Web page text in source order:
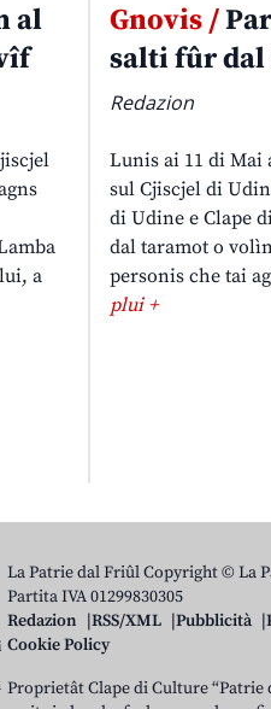
al
a
Gnovis /
salti fûr dal
Redazion
Lunis ai 11 di Mai
sul Cjiscjel di
di Udine e Clape
dal taramot o
personis che tai
plui +
La Patrie dal Friûl Copyright © La
Partita IVA 01299830305
Redazion
RSS/XML Pubblicità
Cookie Policy
Proprietât Clape di Culture “Patrie